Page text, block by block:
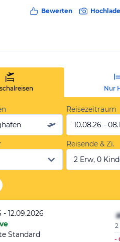
Bewerten
Nur
Reisezeitraum
10.08.26 -
Reisende & Zi.
2 Erw, 0
- 12.09.2026
Standard
2
-